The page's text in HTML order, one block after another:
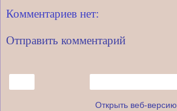
Комментариев нет:
Отправить комментарий
Открыть веб-версию